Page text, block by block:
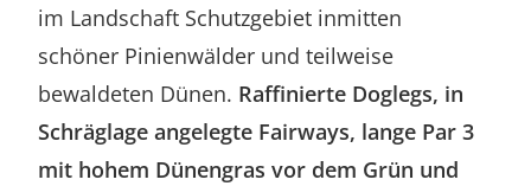
im Landschaft Schutzgebiet inmitten
schöner Pinienwälder und teilweise
bewaldeten Dünen. Raffinierte Doglegs, in
Schräglage angelegte Fairways, lange Par 3
mit hohem Dünengras vor dem Grün und